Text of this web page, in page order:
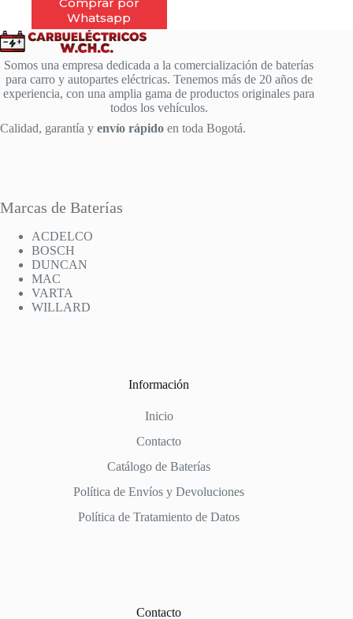
Whatsapp
Somos una empresa dedicada a la comercialización de baterías
para carro y autopartes eléctricas. Tenemos más de 20 años de
experiencia, con una amplia gama de productos originales para
todos los vehículos.
Calidad, garantía y envío rápido en toda Bogotá.
Marcas de Baterías
ACDELCO
BOSCH
DUNCAN
MAC
VARTA
WILLARD
Información
Inicio
Contacto
Catálogo de Baterías
Política de Envíos y Devoluciones
Política de Tratamiento de Datos
Contacto